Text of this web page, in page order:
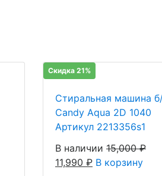
Скидка 21%
Стиральная машина
Candy Aqua 2D 1040
Артикул 2213356s1
В наличии 15,000₽
11,990 ₽ В корзину